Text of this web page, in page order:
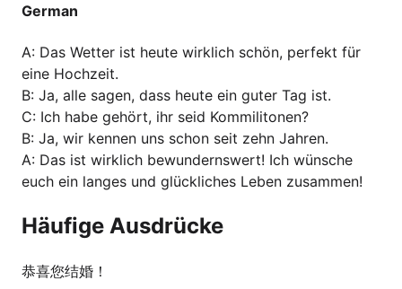
German
A: Das Wetter ist heute wirklich schön, perfekt für
eine Hochzeit.
B: Ja, alle sagen, dass heute ein guter Tag ist.
C: Ich habe gehört, ihr seid Kommilitonen?
B: Ja, wir kennen uns schon seit zehn Jahren.
A: Das ist wirklich bewundernswert! Ich wünsche
euch ein langes und glückliches Leben zusammen!
Häufige Ausdrücke
恭喜您结婚！